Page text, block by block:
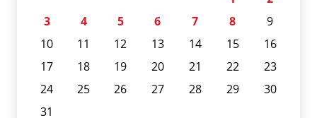
3
4 5 6 7 8
9
10
11 12 13 14 15
16
17
18 19 20 21 22
23
24
25 26 27 28 29
30
31